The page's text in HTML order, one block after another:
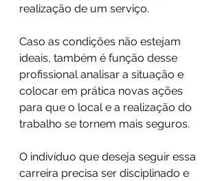
realização de um serviço.
Caso as condições não estejam
ideais, também é função desse
profissional analisar a situação e
colocar em prática novas ações
para que o local e a realização do
trabalho se tornem mais seguros.
O indivíduo que deseja seguir essa
carreira precisa ser disciplinado e